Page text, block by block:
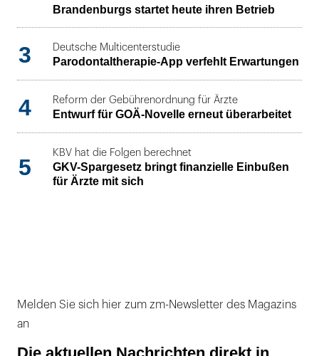
Brandenburgs startet heute ihren Betrieb
3 Deutsche Multicenterstudie
Parodontaltherapie-App verfehlt Erwartungen
4 Reform der Gebührenordnung für Ärzte
Entwurf für GOÄ-Novelle erneut überarbeitet
5
KBV hat die Folgen berechnet
GKV-Spargesetz bringt finanzielle Einbußen
für Ärzte mit sich
Melden Sie sich hier zum zm-Newsletter des Magazins
an